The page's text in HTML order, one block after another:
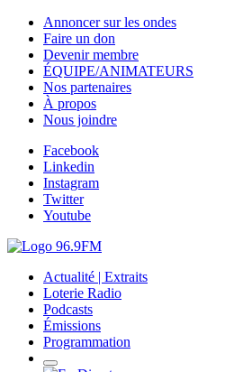
Annoncer sur les ondes
Faire un don
Devenir membre
ÉQUIPE/ANIMATEURS
Nos partenaires
À propos
Nous joindre
Facebook
Linkedin
Instagram
Twitter
Youtube
Actualité | Extraits
Loterie Radio
Podcasts
Émissions
Programmation